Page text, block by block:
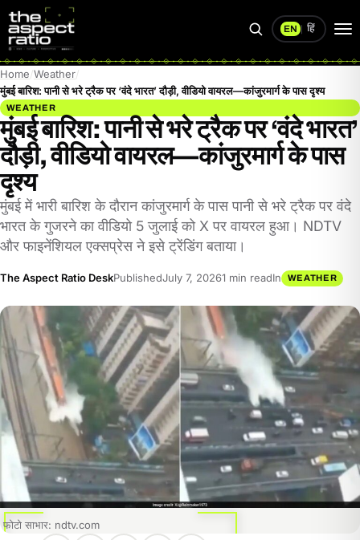
Search
EN हिं
Home Weather
मुंबई बारिश: पानी से भरे ट्रैक पर ‘वंदे भारत’ दौड़ी, वीडियो वायरल—कांजुरमार्ग के पास दृश्य
WEATHER
मुंबई बारिश: पानी से भरे ट्रैक पर ‘वंदे भारत’
दौड़ी, वीडियो वायरल—कांजुरमार्ग के पास
दृश्य
मुंबई में भारी बारिश के दौरान कांजुरमार्ग के पास पानी से भरे ट्रैक पर वंदे
भारत के गुजरने का वीडियो 5 जुलाई को X पर वायरल हुआ। NDTV
और फाइनेंशियल एक्सप्रेस ने इसे ट्रेंडिंग बताया।
The Aspect Ratio DeskPublishedJuly 7, 20261 min readIn WEATHER
फोटो साभार: ndtv.com